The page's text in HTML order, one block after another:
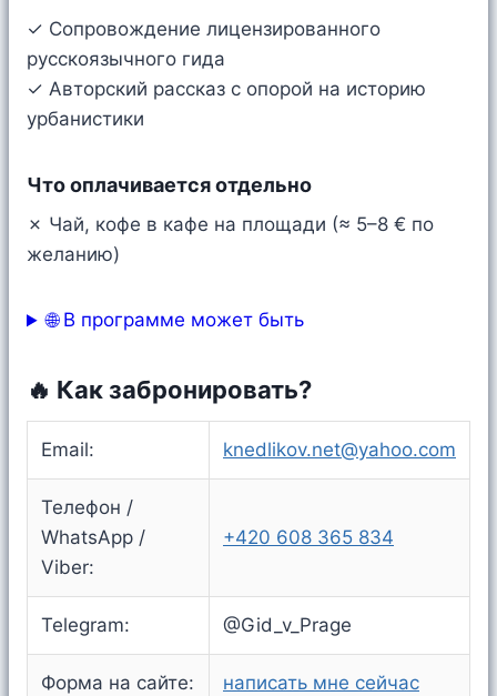
✓ Сопровождение лицензированного
русскоязычного гида
✓ Авторский рассказ с опорой на историю
урбанистики
Что оплачивается отдельно
✗ Чай, кофе в кафе на площади (≈ 5–8 € по
желанию)
🌐 В программе может быть
🔥 Как забронировать?
Email: knedlikov.net@yahoo.com
Телефон /
WhatsApp /
Viber:
+420 608 365 834
Telegram: @Gid_v_Prage
Форма на сайте: написать мне сейчас